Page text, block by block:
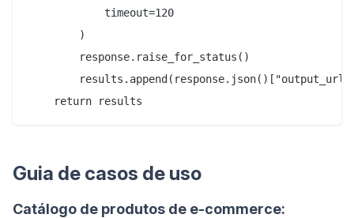
            timeout=120
        )
        response.raise_for_status()
Guia de casos de uso
Catálogo de produtos de e-commerce: